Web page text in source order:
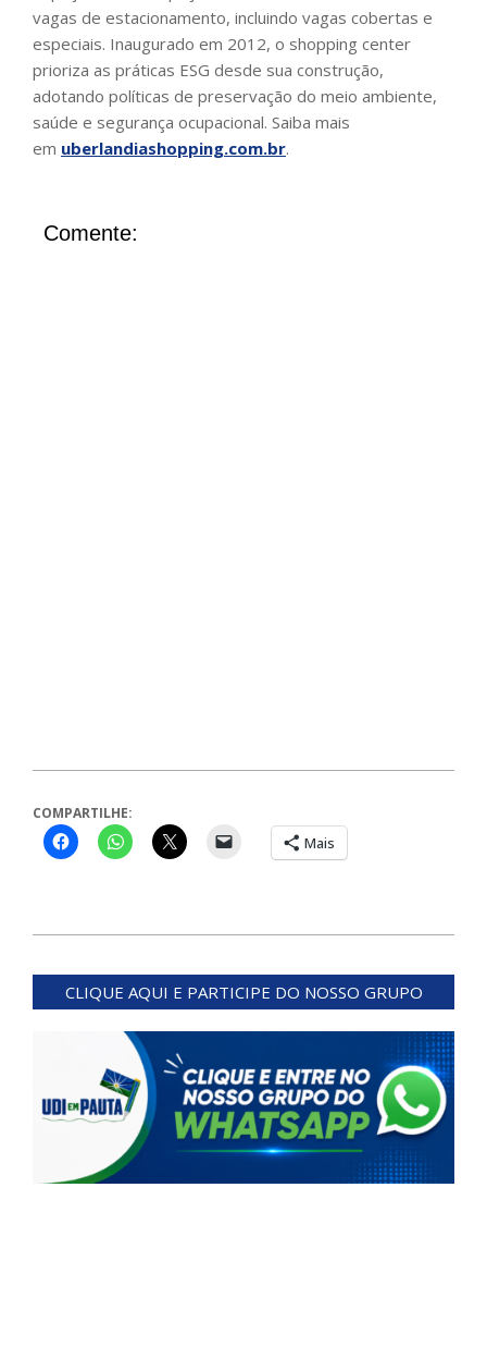
vagas de estacionamento, incluindo vagas cobertas e
especiais. Inaugurado em 2012, o shopping center
prioriza as práticas ESG desde sua construção,
adotando políticas de preservação do meio ambiente,
saúde e segurança ocupacional. Saiba mais
em uberlandiashopping.com.br.
Comente:
COMPARTILHE:
Mais
07-
CLIQUE AQUI E PARTICIPE DO NOSSO GRUPO